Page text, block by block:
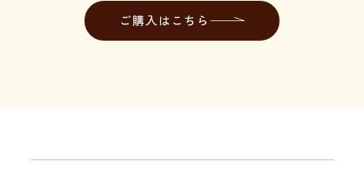
ご購入はこちら